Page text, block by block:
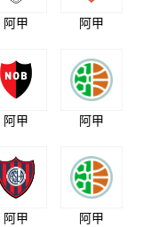
阿甲 阿甲
阿甲 阿甲
阿甲 阿甲